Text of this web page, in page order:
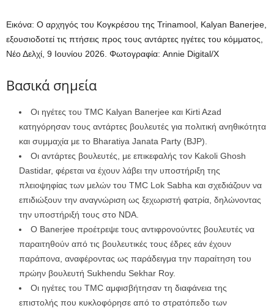
Εικόνα: Ο αρχηγός του Κογκρέσου της Trinamool, Kalyan Banerjee,
εξουσιοδοτεί τις πτήσεις προς τους αντάρτες ηγέτες του κόμματος,
Νέο Δελχί, 9 Ιουνίου 2026. Φωτογραφία: Annie Digital/X
Βασικά σημεία
Οι ηγέτες του TMC Kalyan Banerjee και Kirti Azad
κατηγόρησαν τους αντάρτες βουλευτές για πολιτική ανηθικότητα
και συμμαχία με το Bharatiya Janata Party (BJP).
Οι αντάρτες βουλευτές, με επικεφαλής τον Kakoli Ghosh
Dastidar, φέρεται να έχουν λάβει την υποστήριξη της
πλειοψηφίας των μελών του TMC Lok Sabha και σχεδιάζουν να
επιδιώξουν την αναγνώριση ως ξεχωριστή φατρία, δηλώνοντας
την υποστήριξή τους στο NDA.
Ο Banerjee προέτρεψε τους αντιφρονούντες βουλευτές να
παραιτηθούν από τις βουλευτικές τους έδρες εάν έχουν
παράπονα, αναφέροντας ως παράδειγμα την παραίτηση του
πρώην βουλευτή Sukhendu Sekhar Roy.
Οι ηγέτες του TMC αμφισβήτησαν τη διαφάνεια της
επιστολής που κυκλοφόρησε από το στρατόπεδο των